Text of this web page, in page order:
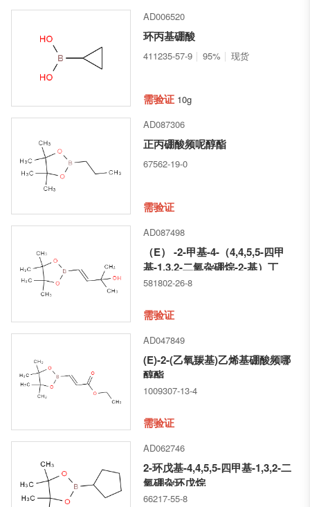
AD006520
环丙基硼酸
411235-57-9 95% 现货
需验证 10g
AD087306
正丙硼酸频呢醇酯
67562-19-0
需验证
AD087498
（E） -2-甲基-4-（4,4,5,5-四甲
基-1,3,2-二氧杂硼烷-2-基）丁
烯-2-醇
581802-26-8
需验证
AD047849
(E)-2-(乙氧羰基)乙烯基硼酸频哪
醇酯
1009307-13-4
需验证
AD062746
2-环戊基-4,4,5,5-四甲基-1,3,2-二
氧硼杂环戊烷
66217-55-8